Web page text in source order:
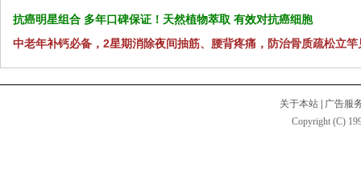
抗癌明星组合 多年口碑保证！天然植物萃取 有效对抗癌细胞
中老年补钙必备，2星期消除夜间抽筋、腰背疼痛，防治骨质疏松立竿
关于本站
广告服
Copyright (C)